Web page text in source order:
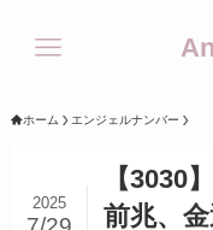
ホーム エンジェルナンバー
【3030
前兆、
2025